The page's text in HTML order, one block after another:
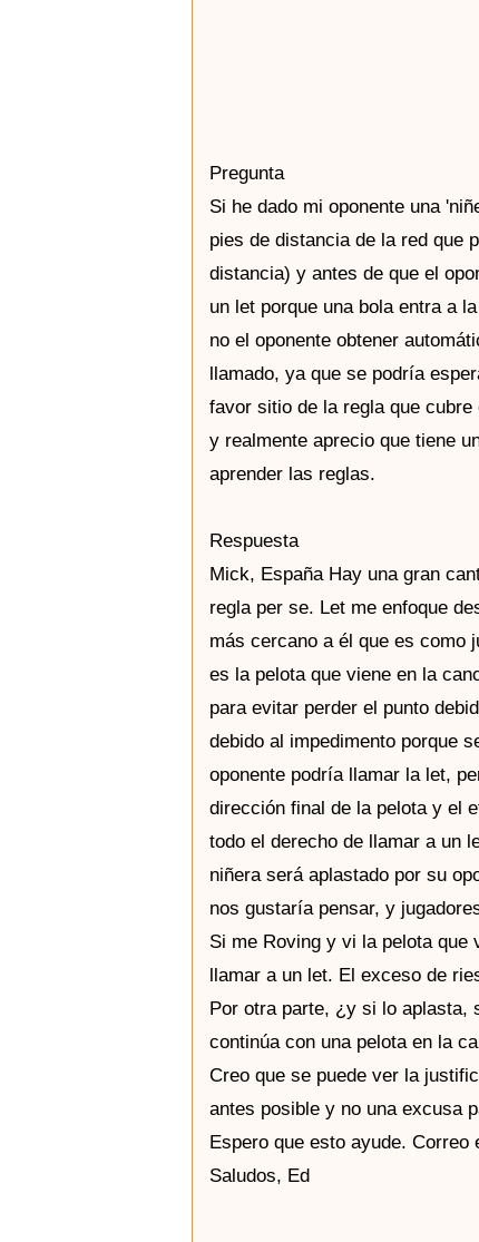
Pregunta
Si he dado mi oponente una
pies de distancia de la red que
distancia) y antes de que el
un let porque una bola entra a
no el oponente obtener
llamado, ya que se podría
favor sitio de la regla que
y realmente aprecio que tiene
aprender las reglas.
Respuesta
Mick, España Hay una gran
regla per se. Let me enfoque
más cercano a él que es como
es la pelota que viene en la
para evitar perder el punto
debido al impedimento porque
oponente podría llamar la let,
dirección final de la pelota y el
todo el derecho de llamar a un
niñera será aplastado por su
nos gustaría pensar, y
Si me Roving y vi la pelota que
llamar a un let. El exceso de
Por otra parte, ¿y si lo aplasta,
continúa con una pelota en la
Creo que se puede ver la
antes posible y no una excusa
Espero que esto ayude. Correo
Saludos, Ed